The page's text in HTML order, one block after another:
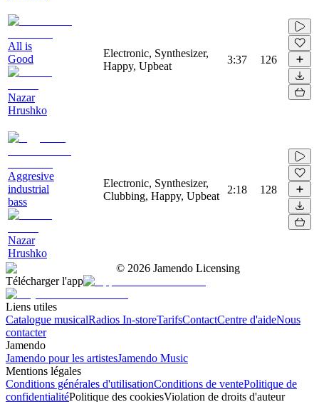
All is
Good
Nazar
Hrushko
Electronic, Synthesizer,
Happy, Upbeat
3:37 126
Aggresive
industrial
bass
Nazar
Hrushko
Electronic, Synthesizer,
Clubbing, Happy, Upbeat
2:18 128
© 2026 Jamendo Licensing
Télécharger l'app
Liens utiles
Catalogue musicalRadios In-storeTarifsContactCentre d'aideNous
contacter
Jamendo
Jamendo pour les artistesJamendo Music
Mentions légales
Conditions générales d'utilisationConditions de ventePolitique de
confidentialitéPolitique des cookiesViolation de droits d'auteur